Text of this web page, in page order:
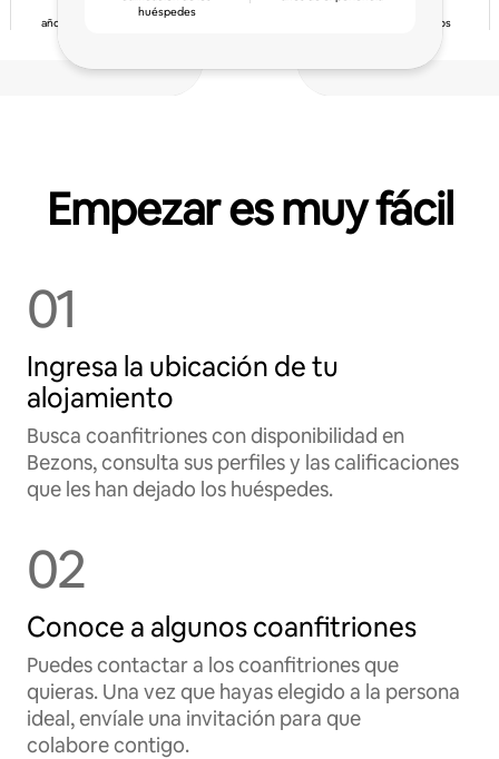
años de experiencia
huéspedes
calificación de los
Empezar es muy fácil
01
Ingresa la ubicación de tu
alojamiento
Busca coanfitriones con disponibilidad en
Bezons, consulta sus perfiles y las calificaciones
que les han dejado los huéspedes.
02
Conoce a algunos coanfitriones
Puedes contactar a los coanfitriones que
quieras. Una vez que hayas elegido a la persona
ideal, envíale una invitación para que
colabore contigo.